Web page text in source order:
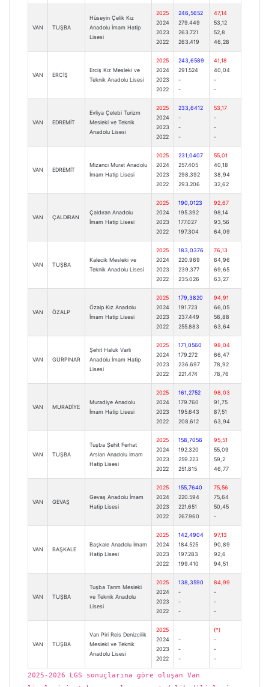
VAN TUŞBA
Hüseyin Çelik Kız
Anadolu İmam Hatip
Lisesi
2025
2024
2023
2022
246,5652
279.449
263.721
263.419
47,14
53,12
52,8
46,28
VAN ERCİŞ
Erciş Kız Mesleki ve
Teknik Anadolu Lisesi
2025
2024
2023
2022
243,6589
291.524
-
-
41,18
40,04
-
-
VAN EDREMİT
Evliya Çelebi Turizm
Mesleki ve Teknik
Anadolu Lisesi
2025
2024
2023
2022
233,6412
-
-
-
53,17
-
-
-
VAN EDREMİT
Mizancı Murat Anadolu
İmam Hatip Lisesi
2025
2024
2023
2022
231,0407
257.405
298.392
293.206
55,01
40,18
38,94
32,62
VAN ÇALDIRAN
Çaldıran Anadolu
İmam Hatip Lisesi
2025
2024
2023
2022
190,0123
195.392
177.027
197.304
92,67
98,14
93,56
64,09
VAN TUŞBA
Kalecik Mesleki ve
Teknik Anadolu Lisesi
2025
2024
2023
2022
183,0376
220.969
239.377
235.026
76,13
64,96
69,65
63,27
VAN ÖZALP
Özalp Kız Anadolu
İmam Hatip Lisesi
2025
2024
2023
2022
179,3820
191.723
237.449
255.883
94,91
66,05
56,88
63,64
VAN GÜRPINAR
Şehit Haluk Varlı
Anadolu İmam Hatip
Lisesi
2025
2024
2023
2022
171,0560
179.272
236.697
221.474
98,04
66,47
78,92
78,76
VAN MURADİYE
Muradiye Anadolu
İmam Hatip Lisesi
2025
2024
2023
2022
161,2752
179.760
195.643
208.612
98,03
91,75
87,51
63,94
VAN TUŞBA
Tuşba Şehit Ferhat
Arslan Anadolu İmam
Hatip Lisesi
2025
2024
2023
2022
158,7056
192.320
259.223
251.815
95,51
55,09
59,2
46,77
VAN GEVAŞ
Gevaş Anadolu İmam
Hatip Lisesi
2025
2024
2023
2022
155,7640
220.594
221.651
267.960
75,56
75,64
50,45
-
VAN BAŞKALE
Başkale Anadolu İmam
Hatip Lisesi
2025
2024
2023
2022
142,4904
184.525
197.283
199.410
97,13
90,89
92,6
94,51
VAN TUŞBA
Tuşba Tarım Mesleki
ve Teknik Anadolu
Lisesi
2025
2024
2023
2022
138,3590
-
-
-
84,99
-
-
-
VAN TUŞBA
Van Piri Reis Denizcilik
Mesleki ve Teknik
Anadolu Lisesi
2025
2024
2023
2022
-
-
-
(*)
-
-
-
2025-2026 LGS sonuçlarına göre oluşan Van